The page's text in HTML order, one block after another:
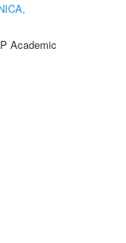
Academic